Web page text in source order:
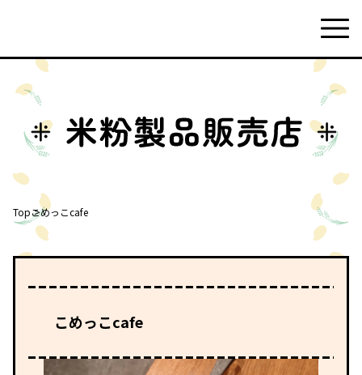
Topこめっこcafe
こめっこcafe